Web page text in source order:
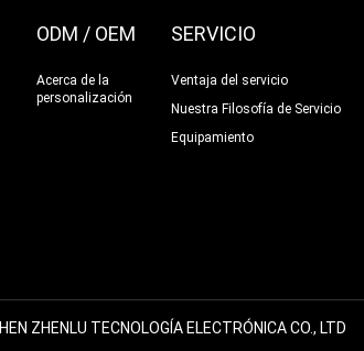
ODM / OEM
Acerca de la
personalización
SERVICIO
Ventaja del servicio
Nuestra Filosofía de Servicio
Equipamiento
ZHENLU TECNOLOGÍA ELECTRÓNICA CO., LTD